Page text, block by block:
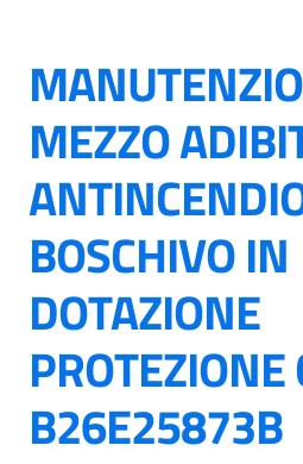
MEZZO
BOSCHIVO IN
DOTAZIONE
PROTEZIONE
B26E25873B